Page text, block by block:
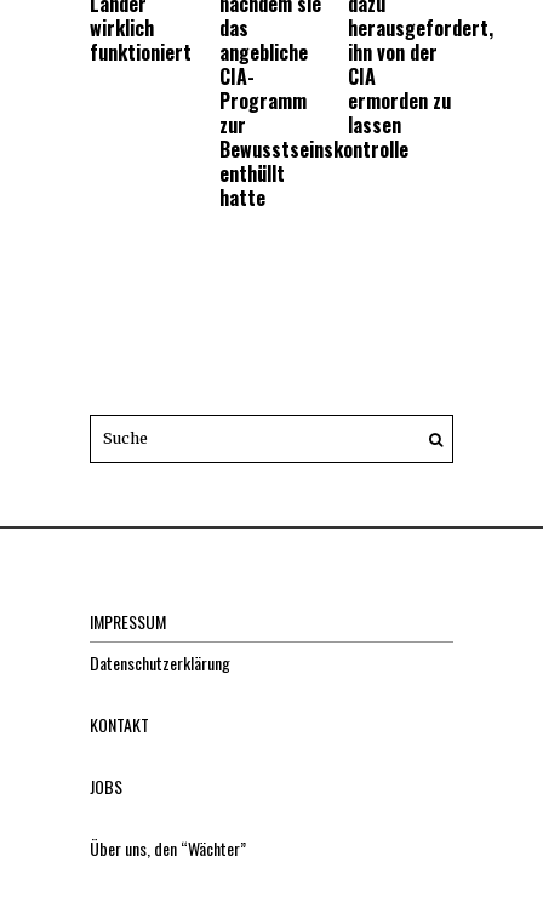
wirklich
funktioniert
das
angebliche
CIA-
Programm
zur
Bewusstseinskontrolle
enthüllt
hatte
herausgefordert,
ihn von der
CIA
ermorden zu
lassen
IMPRESSUM
Datenschutzerklärung
KONTAKT
JOBS
Über uns, den “Wächter”